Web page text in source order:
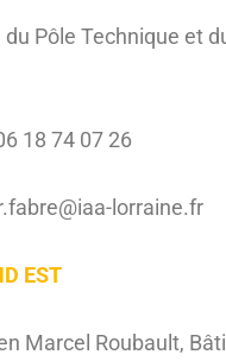
Pôle Technique et
18 74 07 26
lorraine.fr
EST
Marcel Roubault,